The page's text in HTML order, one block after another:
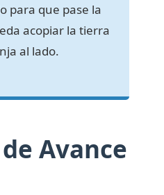
para que pase la
acopiar la tierra
al lado.
Avance